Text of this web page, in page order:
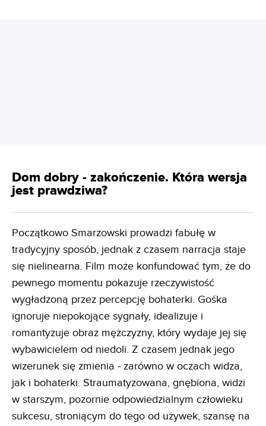
Dom dobry - zakończenie. Która wersja
jest prawdziwa?
Początkowo Smarzowski prowadzi fabułę w
tradycyjny sposób, jednak z czasem narracja staje
się nielinearna. Film może konfundować tym, że do
pewnego momentu pokazuje rzeczywistość
wygładzoną przez percepcję bohaterki. Gośka
ignoruje niepokojące sygnały, idealizuje i
romantyzuje obraz mężczyzny, który wydaje jej się
wybawicielem od niedoli. Z czasem jednak jego
wizerunek się zmienia - zarówno w oczach widza,
jak i bohaterki. Straumatyzowana, gnębiona, widzi
w starszym, pozornie odpowiedzialnym człowieku
sukcesu, stroniącym do tego od używek, szansę na